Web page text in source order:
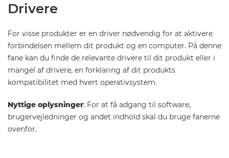
Drivere
For visse produkter er en driver nødvendig for at aktivere
forbindelsen mellem dit produkt og en computer. På denne
fane kan du finde de relevante drivere til dit produkt eller i
mangel af drivere, en forklaring af dit produkts
kompatibilitet med hvert operativsystem.
Nyttige oplysninger: For at få adgang til software,
brugervejledninger og andet indhold skal du bruge fanerne
ovenfor.